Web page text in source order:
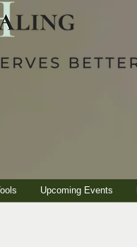
Upcoming Events